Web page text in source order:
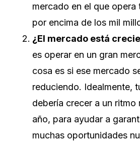
mercado en el que opera
por encima de los mil
¿El mercado está
es operar en un gran
cosa es si ese mercado
reduciendo. Idealmente,
debería crecer a un
año, para ayudar a
muchas oportunidades